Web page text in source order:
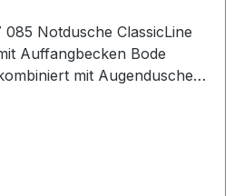
085 Notdusche ClassicLine
Auffangbecken Bode
mit Augendusche